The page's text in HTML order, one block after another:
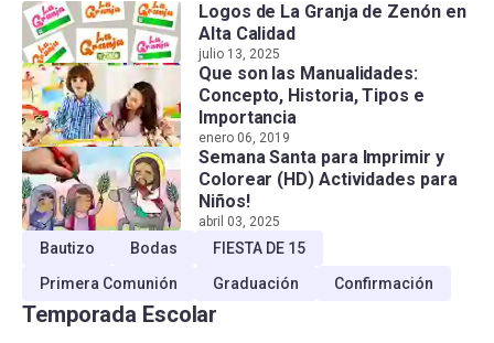
Logos de La Granja de Zenón en
Alta Calidad
julio 13, 2025
Que son las Manualidades:
Concepto, Historia, Tipos e
Importancia
enero 06, 2019
Semana Santa para Imprimir y
Colorear (HD) Actividades para
Niños!
abril 03, 2025
Bautizo Bodas
FIESTA DE 15
Primera Comunión
Graduación Confirmación
Temporada Escolar